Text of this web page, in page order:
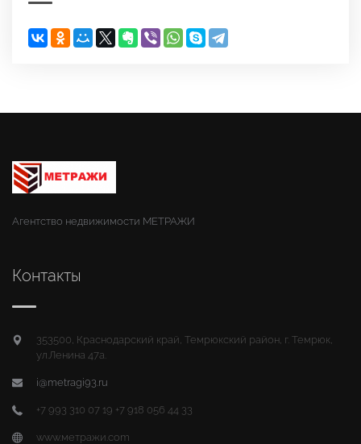
Агентство недвижимости МЕТРАЖИ
Контакты
353500, Краснодарский край, Темрюкский район, г. Темрюк,
ул.Ленина 47а.
i@metragi93.ru
+7 993 310 07 19 +7 918 056 44 33
www.метражи.com